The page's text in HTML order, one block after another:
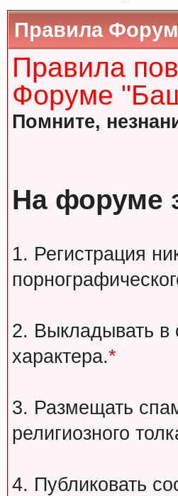
Правила
Правила
Форуме
Помните,
На форуме
1. Регистрация
2. Выкладывать в
характера.*
3. Размещать
религиозного
4. Публиковать